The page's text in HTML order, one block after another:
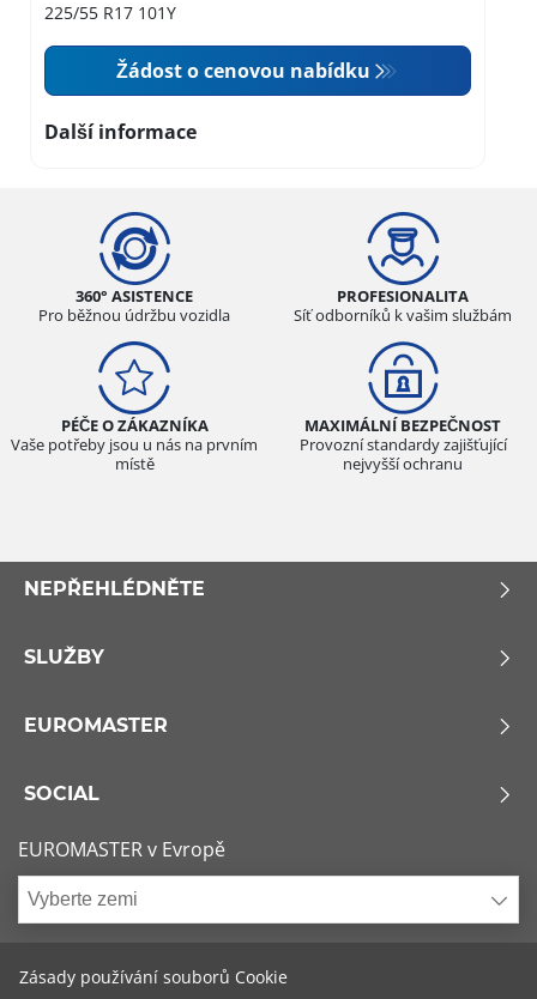
225/55 R17 101Y
Žádost o cenovou nabídku
Další informace
360° ASISTENCE
Pro běžnou údržbu vozidla
PROFESIONALITA
Síť odborníků k vašim službám
PÉČE O ZÁKAZNÍKA
Vaše potřeby jsou u nás na prvním
místě
MAXIMÁLNÍ BEZPEČNOST
Provozní standardy zajišťující
nejvyšší ochranu
NEPŘEHLÉDNĚTE
SLUŽBY
EUROMASTER
SOCIAL
EUROMASTER v Evropě
Vyberte zemi
Zásady používání souborů Cookie